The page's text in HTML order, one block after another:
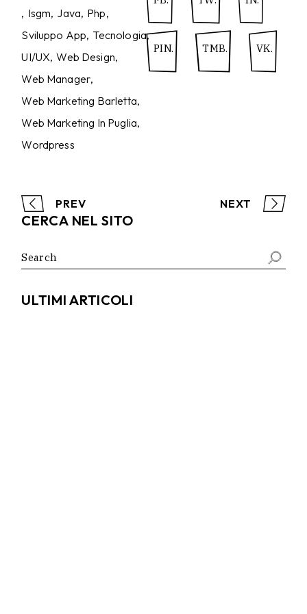
Isgm Java Php
Sviluppo App Tecnologia
UI/UX Web Design
Web Manager
Web Marketing Barletta
Web Marketing In Puglia
Wordpress
PIN. TMB. VK.
PREV NEXT
CERCA NEL SITO
Search
for:
ULTIMI ARTICOLI